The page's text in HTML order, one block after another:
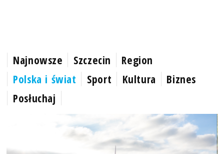
Najnowsze Szczecin
Region
Polska i świat
Sport Kultura
Biznes
Posłuchaj